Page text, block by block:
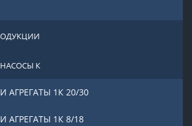
К
АГРЕГАТЫ 1К 20/30
АГРЕГАТЫ 1К 8/18